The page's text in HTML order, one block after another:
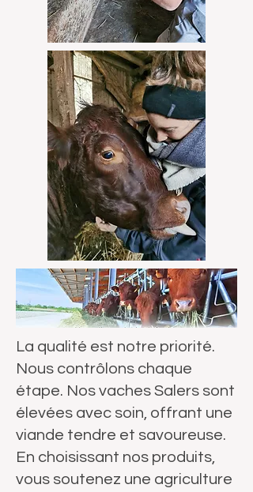
La qualité est notre priorité.
Nous contrôlons chaque
étape. Nos vaches Salers sont
élevées avec soin, offrant une
viande tendre et savoureuse.
En choisissant nos produits,
vous soutenez une agriculture